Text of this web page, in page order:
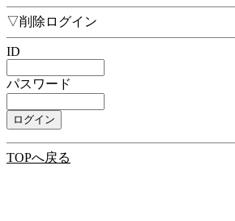
▽削除ログイン
ID
パスワード
TOPへ戻る